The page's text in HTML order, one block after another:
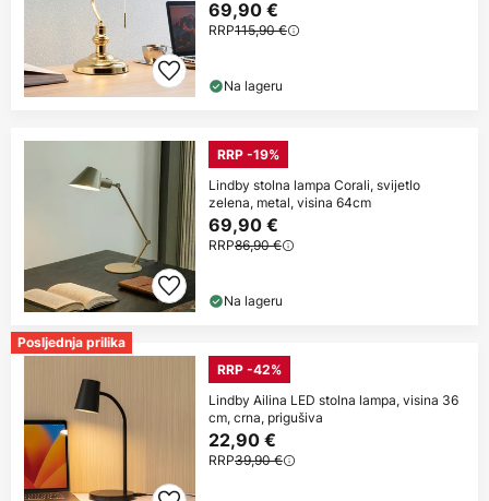
69,90 €
RRP115,90 €
Na lageru
RRP -19%
Lindby stolna lampa Corali, svijetlo
zelena, metal, visina 64cm
69,90 €
RRP86,90 €
Na lageru
Posljednja prilika
RRP -42%
Lindby Ailina LED stolna lampa, visina 36
cm, crna, prigušiva
22,90 €
RRP39,90 €